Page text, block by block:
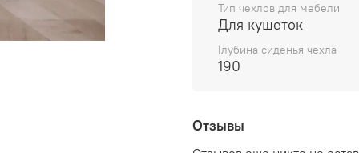
Моющие средства
заломами на ворсе и
Глажение для велюра
регулировкой высоты.
Тип чехлов для мебели
Для кушеток
Глубина сиденья чехла
190
Отзывы